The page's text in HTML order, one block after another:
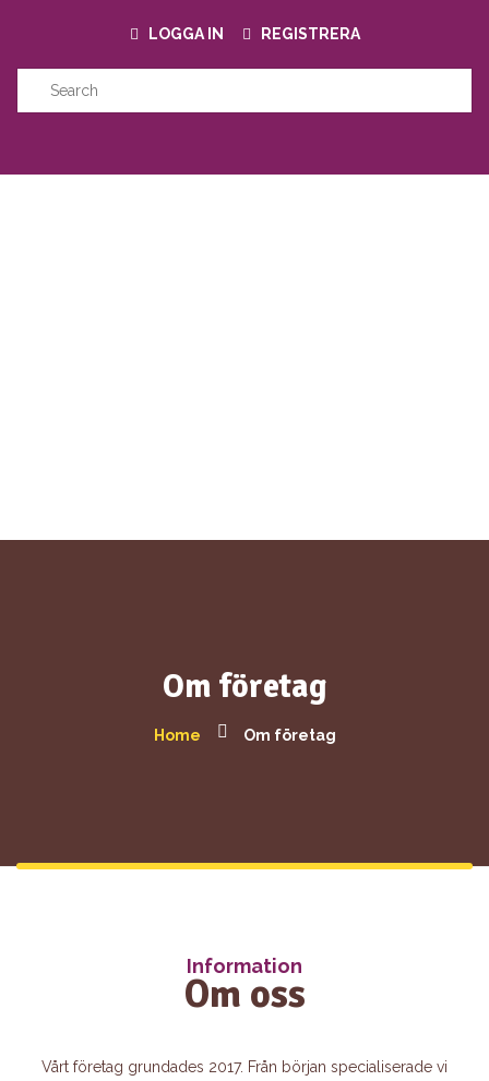
LOGGA IN REGISTRERA
Om företag
Home Om företag
Information
Om oss
Vårt företag grundades 2017. Från början specialiserade vi